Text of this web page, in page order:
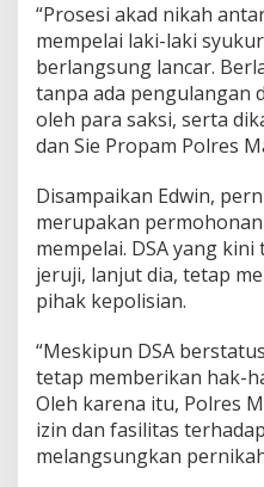
k
a
n
t
o
P
l
r
e
M
j
a
l
e
n
g
“Prosesi akad nikah
mempelai laki-laki
berlangsung lancar.
tanpa ada pengulangan
oleh para saksi, serta
dan Sie Propam Polres
Disampaikan Edwin,
merupakan
mempelai. DSA yang
jeruji, lanjut dia, tetap
pihak kepolisian.
“Meskipun DSA
tetap memberikan hak-
Oleh karena itu, Polres
izin dan fasilitas
melangsungkan